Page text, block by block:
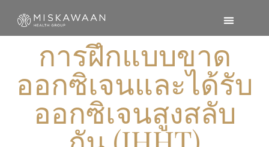
การฝึกแบบขาด
ออกซิเจนและได้รับ
ออกซิเจนสูงสลับ